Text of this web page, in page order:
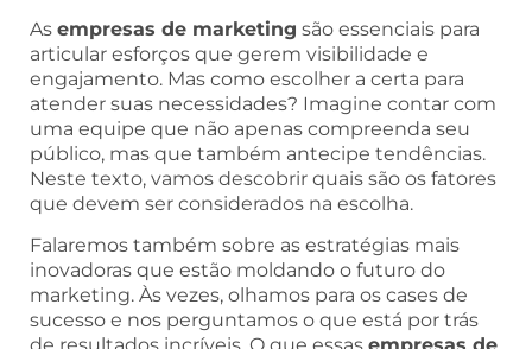
As empresas de marketing são essenciais para
articular esforços que gerem visibilidade e
engajamento. Mas como escolher a certa para
atender suas necessidades? Imagine contar com
uma equipe que não apenas compreenda seu
público, mas que também antecipe tendências.
Neste texto, vamos descobrir quais são os fatores
que devem ser considerados na escolha.
Falaremos também sobre as estratégias mais
inovadoras que estão moldando o futuro do
marketing. Às vezes, olhamos para os cases de
sucesso e nos perguntamos o que está por trás